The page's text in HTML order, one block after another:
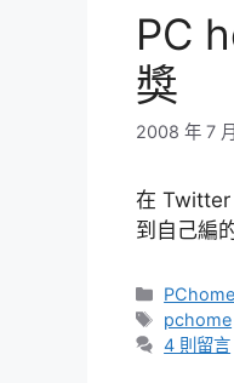
PC
獎
2008 年 7
在 Twitter
到自己編
分
類
標
籤
pchome
4 則留言